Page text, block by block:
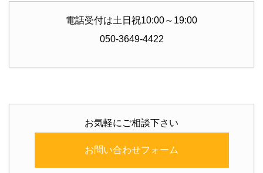
電話受付は土日祝10:00～19:00
050-3649-4422
お気軽にご相談下さい
お問い合わせフォーム